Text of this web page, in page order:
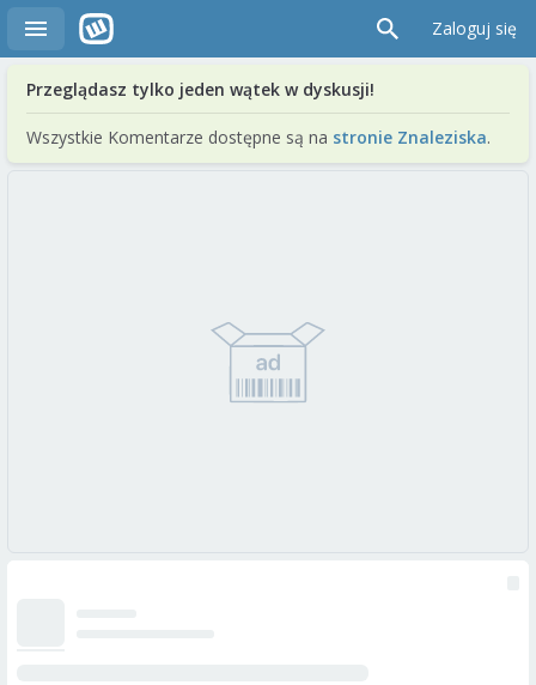
Zaloguj się
Przeglądasz tylko jeden wątek w dyskusji!
Wszystkie Komentarze dostępne są na stronie Znaleziska.